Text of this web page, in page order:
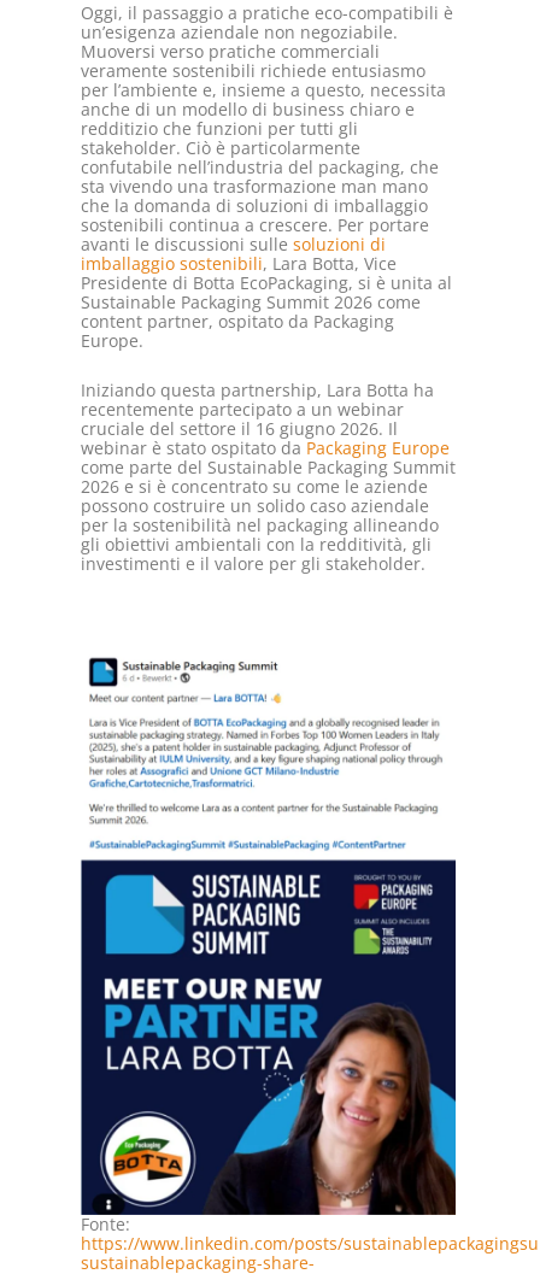
Oggi, il passaggio a pratiche eco-compatibili è
un’esigenza aziendale non negoziabile.
Muoversi verso pratiche commerciali
veramente sostenibili richiede entusiasmo
per l’ambiente e, insieme a questo, necessita
anche di un modello di business chiaro e
redditizio che funzioni per tutti gli
stakeholder. Ciò è particolarmente
confutabile nell’industria del packaging, che
sta vivendo una trasformazione man mano
che la domanda di soluzioni di imballaggio
sostenibili continua a crescere. Per portare
avanti le discussioni sulle soluzioni di
imballaggio sostenibili, Lara Botta, Vice
Presidente di Botta EcoPackaging, si è unita al
Sustainable Packaging Summit 2026 come
content partner, ospitato da Packaging
Europe.
Iniziando questa partnership, Lara Botta ha
recentemente partecipato a un webinar
cruciale del settore il 16 giugno 2026. Il
webinar è stato ospitato da Packaging Europe
come parte del Sustainable Packaging Summit
2026 e si è concentrato su come le aziende
possono costruire un solido caso aziendale
per la sostenibilità nel packaging allineando
gli obiettivi ambientali con la redditività, gli
investimenti e il valore per gli stakeholder.
Fonte:
https://www.linkedin.com/posts/
sustainablepackaging-share-